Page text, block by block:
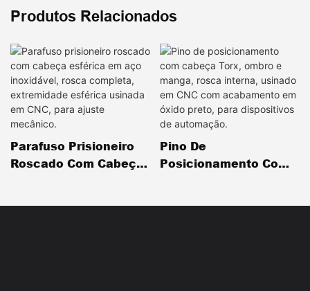
Produtos Relacionados
Parafuso Prisioneiro
Roscado Com Cabeça
Pino De
Posicionamento Com